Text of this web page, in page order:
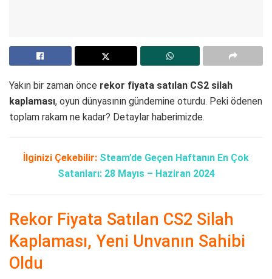
Yakın bir zaman önce rekor fiyata satılan CS2 silah
kaplaması, oyun dünyasının gündemine oturdu. Peki ödenen
toplam rakam ne kadar? Detaylar haberimizde.
İlginizi Çekebilir: Steam’de Geçen Haftanın En Çok
Satanları: 28 Mayıs – Haziran 2024
Rekor Fiyata Satılan CS2 Silah
Kaplaması, Yeni Unvanın Sahibi
Oldu